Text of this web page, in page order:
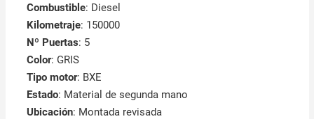
Combustible: Diesel
Kilometraje: 150000
Nº Puertas: 5
Color: GRIS
Tipo motor: BXE
Estado: Material de segunda mano
Ubicación: Montada revisada